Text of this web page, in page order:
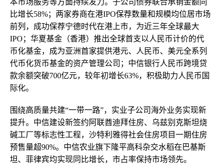
本市场服务等方面持续发力。子公司债券联合承销金额同
比增长58%；两家券商在港IPO保荐数量和规模均位居市场
前列，成功保荐宁德时代在港上市，为近三年全球最大
IPO；华夏基金（香港）推出全球首支以人民币计价的代
币化基金，成为亚洲首家提供港元、人民币、美元全系列
代币化货币基金的资产管理公司；中信银行人民币跨境贷
款余额突破700亿元，较年初增长63%，积极助力人民币国
际化。
围绕高质量共建“一带一路”，实业子公司海外业务实现新
提升。中信建设新签约阿联酋迪拜住房、乌兹别克斯坦烧
碱工厂等标志性工程，沙特利雅得社会住房项目一期住房
预售量超90%。中信农业旗下隆平高科杂交水稻在巴基斯
坦、菲律宾均实现同比增长，市占率保持市场领先。